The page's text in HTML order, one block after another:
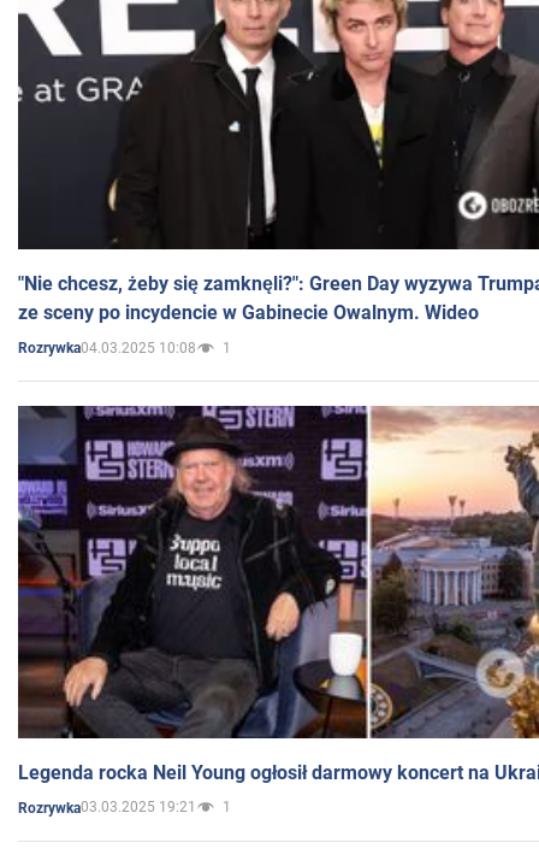
"Nie chcesz, żeby się zamknęli?": Green Day wyzywa
ze sceny po incydencie w Gabinecie Owalnym. Wideo
Rozrywka04.03.2025 10:08 1
Legenda rocka Neil Young ogłosił darmowy koncert na
Rozrywka03.03.2025 19:21 1